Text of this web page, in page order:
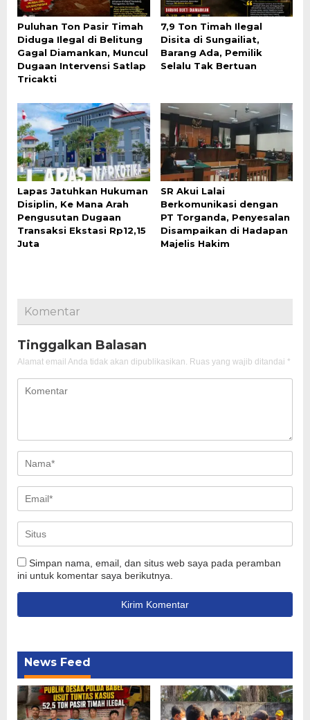
Puluhan Ton Pasir Timah
Diduga Ilegal di Belitung
Gagal Diamankan, Muncul
Dugaan Intervensi Satlap
Tricakti
7,9 Ton Timah Ilegal
Disita di Sungailiat,
Barang Ada, Pemilik
Selalu Tak Bertuan
Lapas Jatuhkan Hukuman
Disiplin, Ke Mana Arah
Pengusutan Dugaan
Transaksi Ekstasi Rp12,15
Juta
SR Akui Lalai
Berkomunikasi dengan
PT Torganda, Penyesalan
Disampaikan di Hadapan
Majelis Hakim
Komentar
Tinggalkan Balasan
Alamat email Anda tidak akan dipublikasikan. Ruas yang wajib ditandai *
Simpan nama, email, dan situs web saya pada peramban
ini untuk komentar saya berikutnya.
News Feed